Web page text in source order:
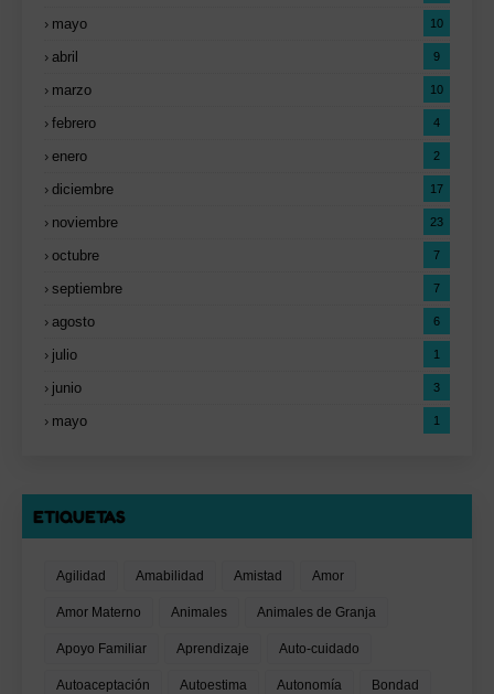
mayo 10
abril 9
marzo 10
febrero 4
enero 2
diciembre 17
noviembre 23
octubre 7
septiembre 7
agosto 6
julio 1
junio 3
mayo 1
ETIQUETAS
Agilidad Amabilidad Amistad Amor
Amor Materno Animales Animales de Granja
Apoyo Familiar Aprendizaje Auto-cuidado
Autoaceptación Autoestima Autonomía Bondad